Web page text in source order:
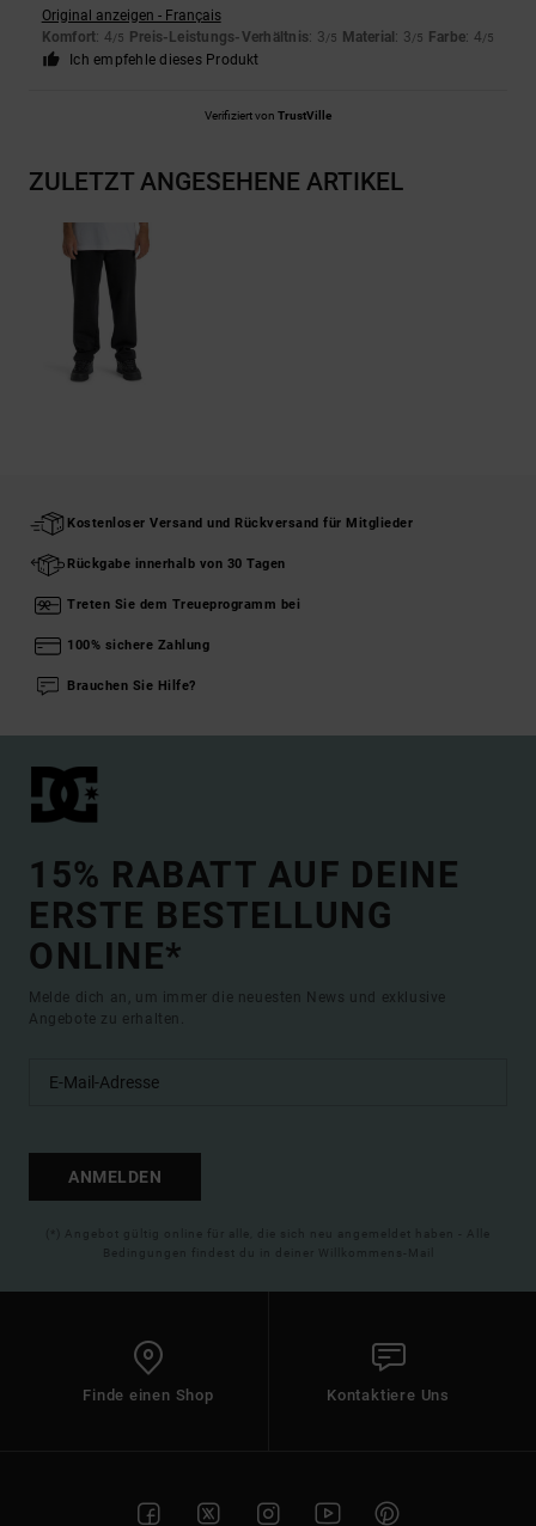
Original anzeigen - Français
Komfort: 4/5 Preis-Leistungs-Verhältnis: 3/5 Material : 3/5 Farbe: 4/5
Ich empfehle dieses Produkt
Verifiziert von TrustVille
ZULETZT ANGESEHENE ARTIKEL
Kostenloser Versand und Rückversand für Mitglieder
Rückgabe innerhalb von 30 Tagen
Treten Sie dem Treueprogramm bei
100% sichere Zahlung
Brauchen Sie Hilfe?
15% RABATT AUF DEINE
ERSTE BESTELLUNG
ONLINE*
Melde dich an, um immer die neuesten News und exklusive
Angebote zu erhalten.
ANMELDEN
(*) Angebot gültig online für alle, die sich neu angemeldet haben - Alle
Bedingungen findest du in deiner Willkommens-Mail
Finde einen Shop Kontaktiere Uns